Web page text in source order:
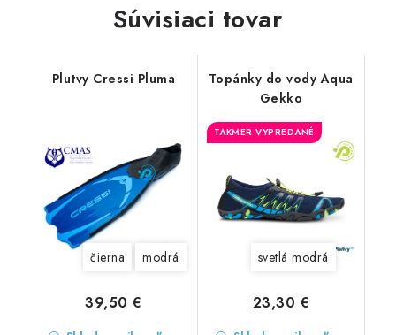
Súvisiaci tovar
Plutvy Cressi Pluma
čierna modrá
39,50 €
Topánky do vody Aqua
Gekko
TAKMER VYPREDANÉ
svetlá modrá
23,30 €